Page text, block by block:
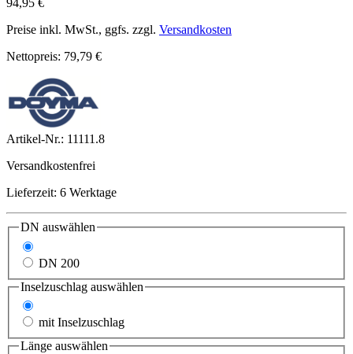
94,95 €
Preise inkl. MwSt., ggfs. zzgl. Versandkosten
Nettopreis: 79,79 €
Artikel-Nr.: 11111.8
Versandkostenfrei
Lieferzeit: 6 Werktage
DN auswählen
DN 200
Inselzuschlag auswählen
mit Inselzuschlag
Länge auswählen